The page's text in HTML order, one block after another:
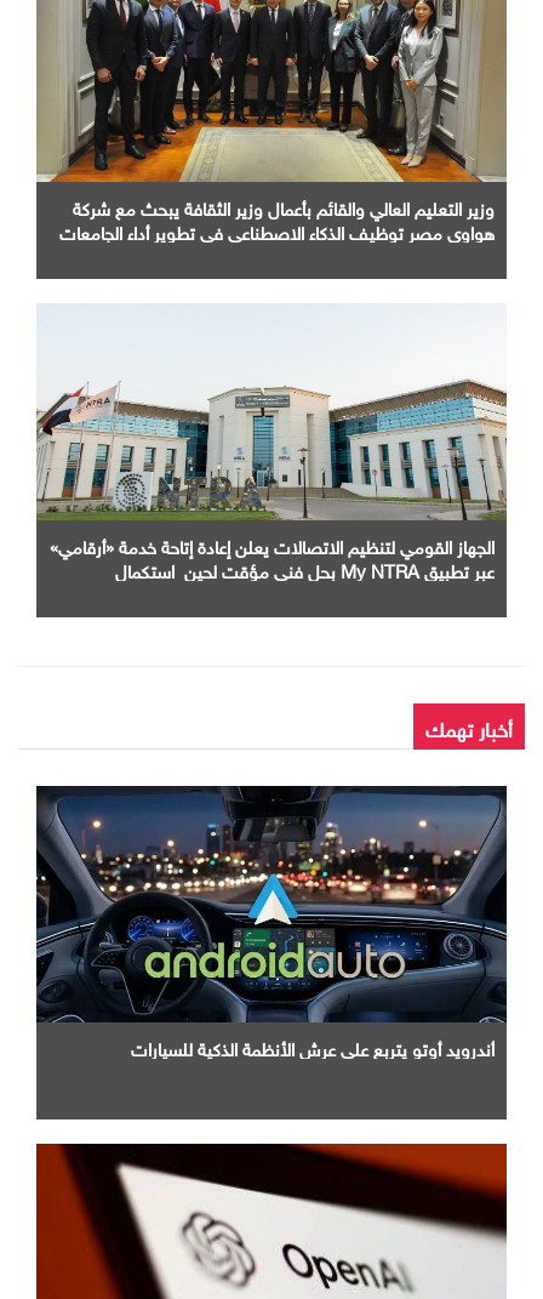
وزير التعليم العالي والقائم بأعمال وزير الثقافة يبحث مع شركة
هواوي مصر توظيف الذكاء الاصطناعي في تطوير أداء الجامعات
الجهاز القومي لتنظيم الاتصالات يعلن إعادة إتاحة خدمة «أرقامي»
عبر تطبيق My NTRA بحل فني مؤقت لحين استكمال
أخبار تهمك
أندرويد أوتو يتربع علي عرش الأنظمة الذكية للسيارات